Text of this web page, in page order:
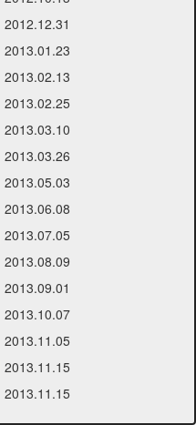
2012.12.31
2013.01.23
2013.02.13
2013.02.25
2013.03.10
2013.03.26
2013.05.03
2013.06.08
2013.07.05
2013.08.09
2013.09.01
2013.10.07
2013.11.05
2013.11.15
2013.11.15